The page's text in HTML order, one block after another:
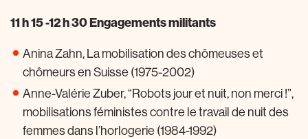
11 h 15 -12 h 30 Engagements militants
Anina Zahn, La mobilisation des chômeuses et
chômeurs en Suisse (1975-2002)
Anne-Valérie Zuber, “Robots jour et nuit, non merci !”,
mobilisations féministes contre le travail de nuit des
femmes dans l’horlogerie (1984-1992)